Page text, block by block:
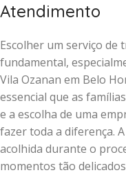
Atendimento
Escolher um serviço
fundamental,
Vila Ozanan em Belo
essencial que as
e a escolha de uma
fazer toda a diferença.
acolhida durante o
momentos tão